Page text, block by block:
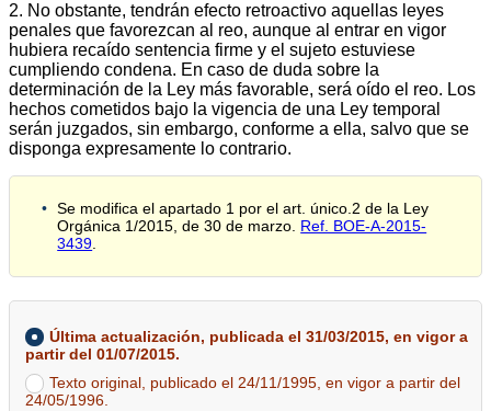
2. No obstante, tendrán efecto retroactivo aquellas leyes
penales que favorezcan al reo, aunque al entrar en vigor
hubiera recaído sentencia firme y el sujeto estuviese
cumpliendo condena. En caso de duda sobre la
determinación de la Ley más favorable, será oído el reo. Los
hechos cometidos bajo la vigencia de una Ley temporal
serán juzgados, sin embargo, conforme a ella, salvo que se
disponga expresamente lo contrario.
Se modifica el apartado 1 por el art. único.2 de la Ley
Orgánica 1/2015, de 30 de marzo. Ref. BOE-A-2015-
3439
Última actualización, publicada el 31/03/2015, en vigor a
partir del 01/07/2015.
Texto original, publicado el 24/11/1995, en vigor a partir del
24/05/1996.